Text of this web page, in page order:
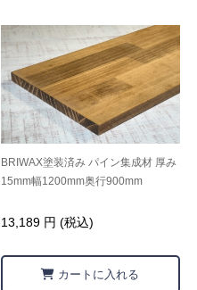
BRIWAX塗装済み パイン集成材 厚み
15mm幅1200mm奥行900mm
13,189 円 (税込)
カートに入れる